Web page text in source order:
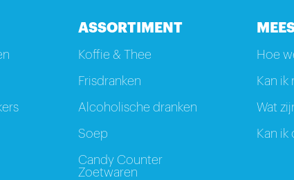
ASSORTIMENT
Koffie & Thee
Frisdranken
Alcoholische dranken
Soep
Candy Counter
Zoetwaren
Hoe
Kan
Wat
Kan